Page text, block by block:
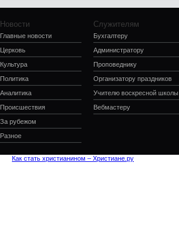
Новости
Главные новости
Церковь
Культура
Политика
Аналитика
Происшествия
За рубежом
Разное
Служителям
Бухгалтеру
Администратору
Проповеднику
Организатору праздников
Учителю воскресной школы
Вебмастеру
Как стать христианином – Христиане.ру